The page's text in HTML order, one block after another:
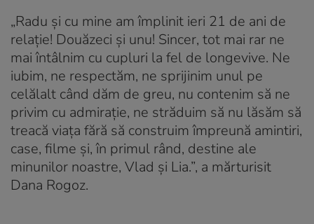
„Radu și cu mine am împlinit ieri 21 de ani de
relație! Douăzeci și unu! Sincer, tot mai rar ne
mai întâlnim cu cupluri la fel de longevive. Ne
iubim, ne respectăm, ne sprijinim unul pe
celălalt când dăm de greu, nu contenim să ne
privim cu admirație, ne străduim să nu lăsăm să
treacă viața fără să construim împreună amintiri,
case, filme și, în primul rând, destine ale
minunilor noastre, Vlad și Lia.”, a mărturisit
Dana Rogoz.